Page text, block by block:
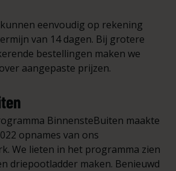
eenvoudig op rekening
van 14 dagen. Bij grotere
bestellingen maken we
aangepaste prijzen.
BinnensteBuiten maakte
opnames van ons
We lieten in het programma zien
driepootladder maken. Benieuwd